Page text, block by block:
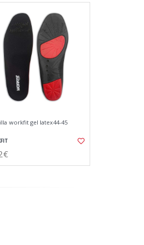
workfit gel latex44-45